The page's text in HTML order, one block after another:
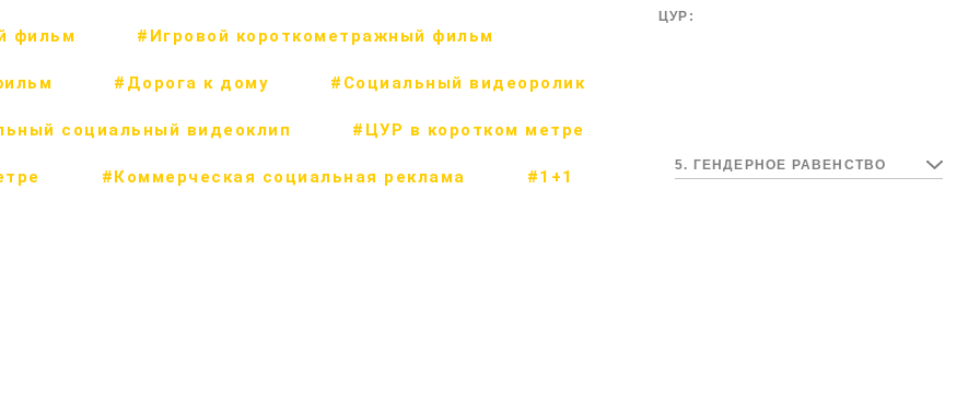
фильм #Игровой короткометражный фильм
#Дорога к дому #Социальный видеоролик
социальный видеоклип #ЦУР в коротком метре
#Коммерческая социальная реклама #1+1
ЦУР:
5. ГЕНДЕРНОЕ РАВЕНСТВО